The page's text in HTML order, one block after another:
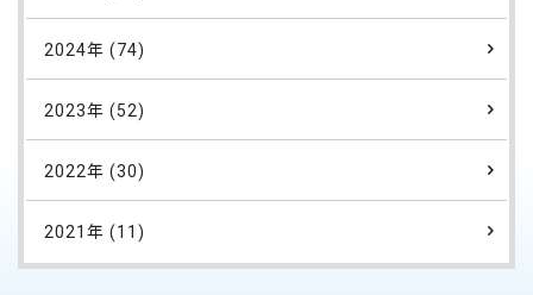
2024年 (74)
2023年 (52)
2022年 (30)
2021年 (11)